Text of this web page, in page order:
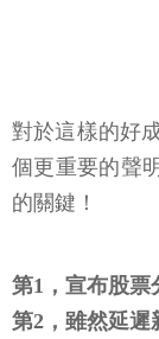
對於這樣的好
個更重要的聲
的關鍵！
第1，宣布股票
第2，雖然延遲